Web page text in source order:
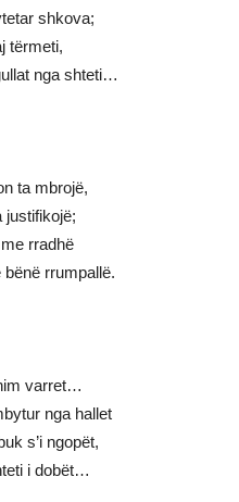
shkova;
tërmeti,
nga shteti…
ta mbrojë,
justifikojë;
rradhë
bënë rrumpallë.
varret…
nga hallet
s’i ngopët,
i dobët…